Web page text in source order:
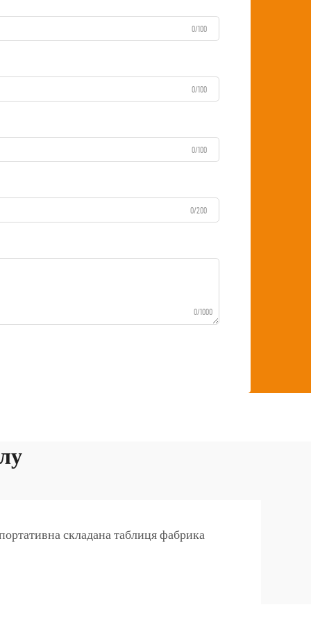
0/100
0/100
0/100
0/200
0/1000
складана таблиця фабрика